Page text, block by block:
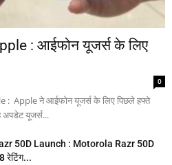
: आईफोन यूजर्स के लिए
0
: Apple ने आईफोन यूजर्स के लिए पिछले हफ्ते
अपडेट यूजर्स...
50D Launch : Motorola Razr 50D
रेटिंग...